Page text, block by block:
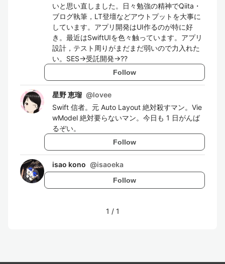
いと思い直しました。日々勉強の精神でQiita・
ブログ執筆，LT登壇などアウトプットを大事に
しています。アプリ開発はUI作るのが特に好
き。最近はSwiftUIを色々触っています。アプリ
設計，テスト周りがまだまだ弱いので力入れた
い。SES->受託開発->??
Follow
星野 恵瑠 @lovee
Swift 信者。元 Auto Layout 絶対殺すマン。Vie
wModel 絶対要らないマン。今日も 1 日がんば
るぞい。
Follow
isao kono @isaoeka
Follow
1 / 1